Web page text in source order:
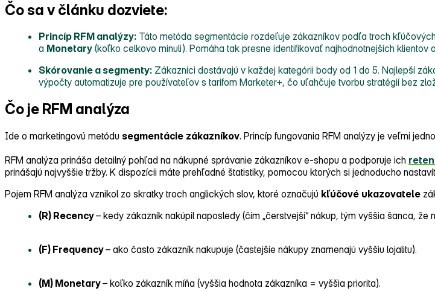
Čo sa v článku dozviete:
Princíp RFM analýzy: Táto metóda segmentácie rozdeľuje zákazníkov podľa troch
a Monetary (koľko celkovo minuli). Pomáha tak presne identifikovať najhodnotnejších klientov
Skórovanie a segmenty: Zákazníci dostávajú v každej kategórii body od 1 do 5. Najlepší
výpočty automatizuje pre používateľov s tarifom Marketer+, čo uľahčuje tvorbu stratégií bez
Čo je RFM analýza
Ide o marketingovú metódu segmentácie zákazníkov. Princíp fungovania RFM analýzy je veľmi
RFM analýza prináša detailný pohľad na nákupné správanie zákazníkov e‑shopu a podporuje ich
prinášajú najvyššie tržby. K dispozícii máte prehľadné štatistiky, pomocou ktorých si jednoducho
Pojem RFM analýza vznikol zo skratky troch anglických slov, ktoré označujú kľúčové ukazovatele
(R) Recency– kedy zákazník nakúpil naposledy (čím „čerstvejší“ nákup, tým vyššia šanca, že
(F) Frequency– ako často zákazník nakupuje (častejšie nákupy znamenajú vyššiu lojalitu).
(M) Monetary– koľko zákazník míňa (vyššia hodnota zákazníka = vyššia priorita).